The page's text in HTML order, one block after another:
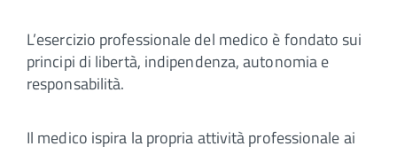
L’esercizio professionale del medico è fondato sui
principi di libertà, indipendenza, autonomia e
responsabilità.
Il medico ispira la propria attività professionale ai